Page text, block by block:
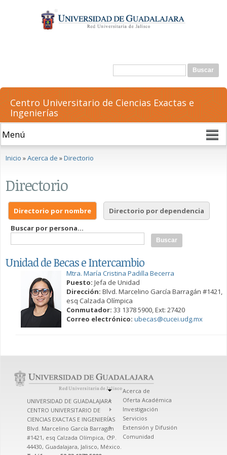
contenido
principal
Formulario de búsqueda
Buscar
Centro Universitario de Ciencias Exactas e
Ingenierías
Se encuentra usted aquí
Inicio »Acerca de »Directorio
Directorio
Directorio por nombre
Directorio por dependencia
Buscar por persona...
Unidad de Becas e Intercambio
Mtra. María Cristina Padilla Becerra
Puesto: Jefa de Unidad
Dirección: Blvd. Marcelino García Barragán #1421,
esq Calzada Olímpica
Conmutador: 33 1378 5900, Ext: 27420
Correo electrónico: ubecas@cucei.udg.mx
UNIVERSIDAD DE GUADALAJARA
CENTRO UNIVERSITARIO DE
CIENCIAS EXACTAS E INGENIERÍAS
Blvd. Marcelino García Barragán
#1421, esq Calzada Olímpica, C.P.
44430, Guadalajara, Jalisco, México.
Acerca de
Oferta Académica
Investigación
Servicios
Extensión y Difusión
Comunidad